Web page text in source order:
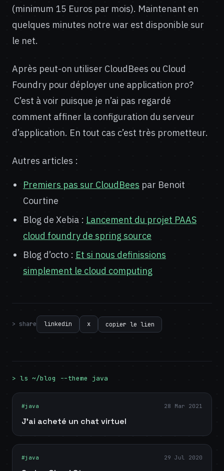
(minimum 15 Euros par mois). Maintenant en
quelques minutes notre war est disponible sur
le net.
Après peut-on utiliser CloudBees ou Cloud
Foundry pour déployer une application pro?
C’est à voir puisque je n’ai pas regardé
comment affiner la configuration du serveur
d’application. En tout cas c’est très prometteur.
Autres articles :
Premiers pas sur CloudBees par Benoit
Courtine
Blog de Xebia : Lancement du projet PAAS
cloud foundry de spring source
Blog d’octo : Et si nous definissions
simplement le cloud computing
> share linkedin x copier le lien
> ls ~/blog --theme java
#java 28 Mar 2021
J'ai acheté un chat virtuel
#java 29 Jul 2020